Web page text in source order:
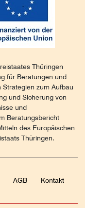
Thüringen
für Beratungen und
zum Aufbau
und Sicherung von
und
Beratungsbericht
des Europäischen
Thüringen.
AGB Kontakt